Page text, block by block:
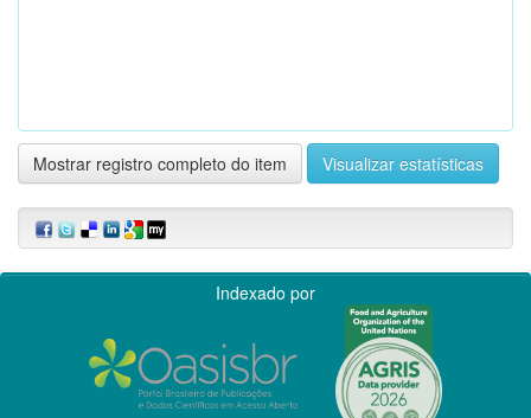
Mostrar registro completo do item Visualizar estatísticas
Indexado por